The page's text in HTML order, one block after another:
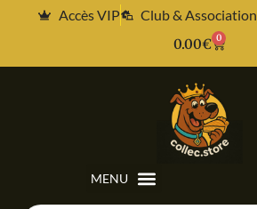
Accès VIP Club & Association
0.00€ 0